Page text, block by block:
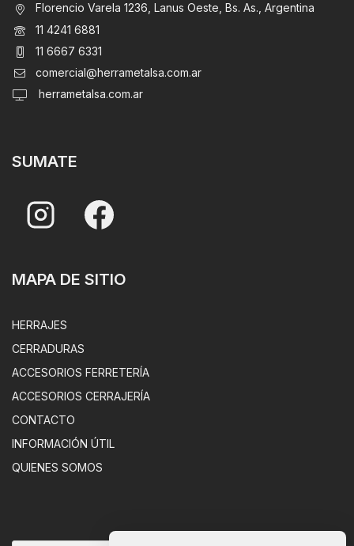
Florencio Varela 1236, Lanus Oeste, Bs. As., Argentina
11 4241 6881
11 6667 6331
comercial@herrametalsa.com.ar
herrametalsa.com.ar
SUMATE
MAPA DE SITIO
HERRAJES
CERRADURAS
ACCESORIOS FERRETERÍA
ACCESORIOS CERRAJERÍA
CONTACTO
INFORMACIÓN ÚTIL
QUIENES SOMOS